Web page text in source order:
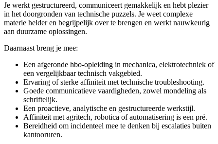
Je werkt gestructureerd, communiceert gemakkelijk en hebt plezier
in het doorgronden van technische puzzels. Je weet complexe
materie helder en begrijpelijk over te brengen en werkt nauwkeurig
aan duurzame oplossingen.
Daarnaast breng je mee:
Een afgeronde hbo-opleiding in mechanica, elektrotechniek of
een vergelijkbaar technisch vakgebied.
Ervaring of sterke affiniteit met technische troubleshooting.
Goede communicatieve vaardigheden, zowel mondeling als
schriftelijk.
Een proactieve, analytische en gestructureerde werkstijl.
Affiniteit met agritech, robotica of automatisering is een pré.
Bereidheid om incidenteel mee te denken bij escalaties buiten
kantooruren.